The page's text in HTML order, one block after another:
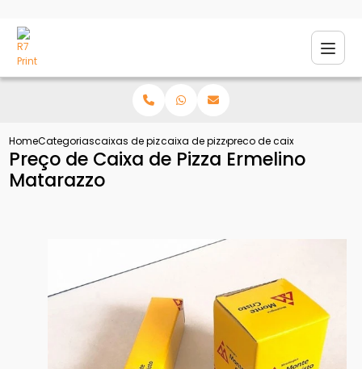
HomeCategoriascaixas de pizzacaixa de pizzapreco de caixa de pizza
Preço de Caixa de Pizza Ermelino
Matarazzo